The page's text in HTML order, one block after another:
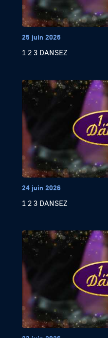
25 juin 2026
1 2 3 DANSEZ
24 juin 2026
1 2 3 DANSEZ